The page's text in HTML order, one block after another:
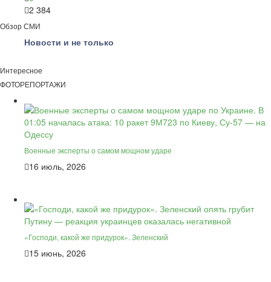
2 384
Обзор СМИ
Новости и не только
Интересное
ФОТОРЕПОРТАЖИ
Военные эксперты о самом мощном ударе
16 июль, 2026
«Господи, какой же придурок». Зеленский
15 июнь, 2026